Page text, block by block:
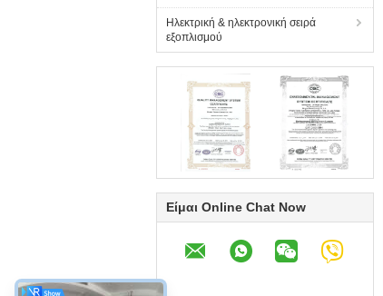
Ηλεκτρική & ηλεκτρονική σειρά
εξοπλισμού
Είμαι Online Chat Now